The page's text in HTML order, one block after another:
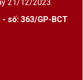
21/12/2023
số: 363/GP-BCT